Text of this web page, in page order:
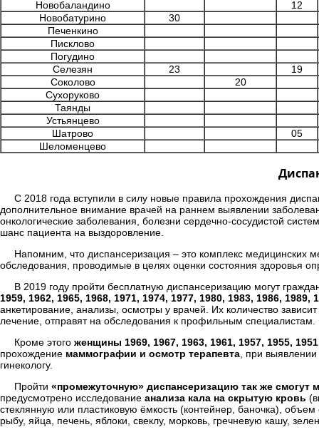
Новобаландино
12
Новобатурино
30
Печенкино
Писклово
Погудино
Селезян
23
19
Соколово
20
Сухоруково
Таянды
Устьянцево
Шатрово
05
Шеломенцево
С 2018 года вступили в силу новые правила прохождения
дополнительное внимание врачей на раннем выявлении
онкологические заболевания, болезни сердечно-сосудистой
шанс пациента на выздоровление.
Напомним, что диспансеризация – это комплекс
обследования, проводимые в целях оценки состояния здоровья
В 2019 году пройти бесплатную диспансеризацию могут
1959, 1962, 1965, 1968, 1971, 1974, 1977, 1980, 1983, 1986, 1989,
анкетирование, анализы, осмотры у врачей. Их количество
лечение, отправят на обследования к профильным специалистам.
Кроме этого женщины 1969, 1967, 1963, 1961, 1957, 1955, 1951
прохождение маммографии и осмотр терапевта , при
гинекологу.
Пройти «промежуточную» диспансеризацию так же смогут
предусмотрено исследование анализа кала на скрытую кровь
стеклянную или пластиковую ёмкость (контейнер, баночка),
рыбу, яйца, печень, яблоки, свеклу, морковь, гречневую кашу,